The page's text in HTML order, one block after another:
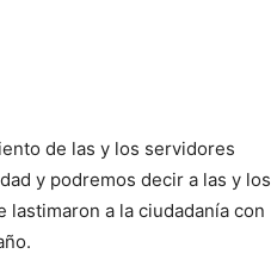
de las y los servidores
y podremos decir a las y los
a la ciudadanía con